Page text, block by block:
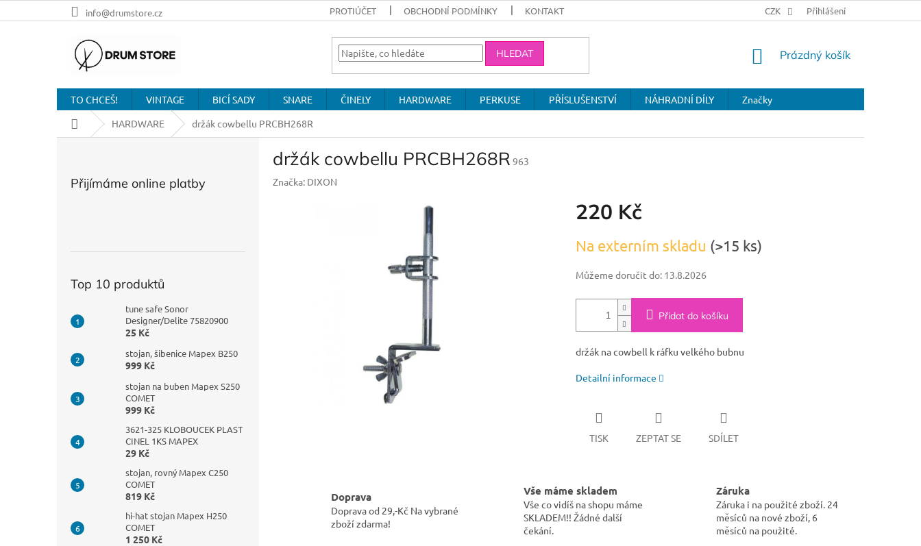
na
info@drumstore.cz PROTIÚČET OBCHODNÍ PODMÍNKY KONTAKT CZK Přihlášení
HLEDAT
NÁKUPNÍ
Prázdný košík
TO CHCEŠ! VINTAGE BICÍ SADY SNARE ČINELY HARDWARE PERKUSE PŘÍSLUŠENSTVÍ NÁHRADNÍ DÍLY
Značky
Domů
HARDWARE držák cowbellu PRCBH268R
Přijímáme online platby
Top 10 produktů
tune safe Sonor
Designer/Delite 75820900
25 Kč
stojan, šibenice Mapex B250
999 Kč
stojan na buben Mapex S250
COMET
999 Kč
3621-325 KLOBOUCEK PLAST
CINEL 1KS MAPEX
29 Kč
stojan, rovný Mapex C250
COMET
819 Kč
hi-hat stojan Mapex H250
COMET
1 250 Kč
držák cowbellu PRCBH268R 963
Značka: DIXON
220 Kč
cena:
Na externím skladu (>15 ks)
Můžeme doručit do: 13.8.2026
Přidat do košíku
držák na cowbell k ráfku velkého bubnu
Detailní informace
TISK ZEPTAT SE SDÍLET
Doprava
Doprava od 29,-Kč Na vybrané
zboží zdarma!
Vše máme skladem
Vše co vidíš na shopu máme
SKLADEM!! Žádné další
čekání.
Záruka
Záruka i na použité zboží. 24
měsíců na nové zboží, 6
měsíců na použité.